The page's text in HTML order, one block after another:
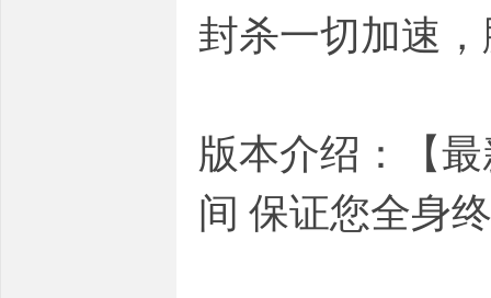
封杀一切加速
版本介绍：【
间 保证您全身